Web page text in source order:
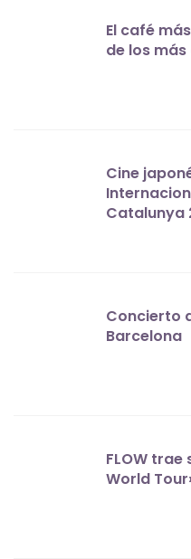
El café
de los
Cine
Catalunya
Concierto
Barcelona
FLOW trae
World